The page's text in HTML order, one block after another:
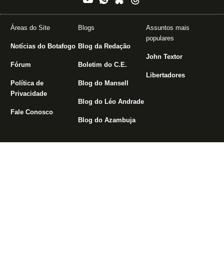
Áreas do Site
Notícias do Botafogo
Fórum
Política de
Privacidade
Fale Conosco
Blogs
Blog da Redação
Boletim do C.E.
Blog do Mansell
Blog do Léo Andrade
Blog do Azambuja
Assuntos mais
populares
John Textor
Libertadores